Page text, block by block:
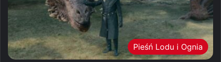
Pieśń Lodu i Ognia